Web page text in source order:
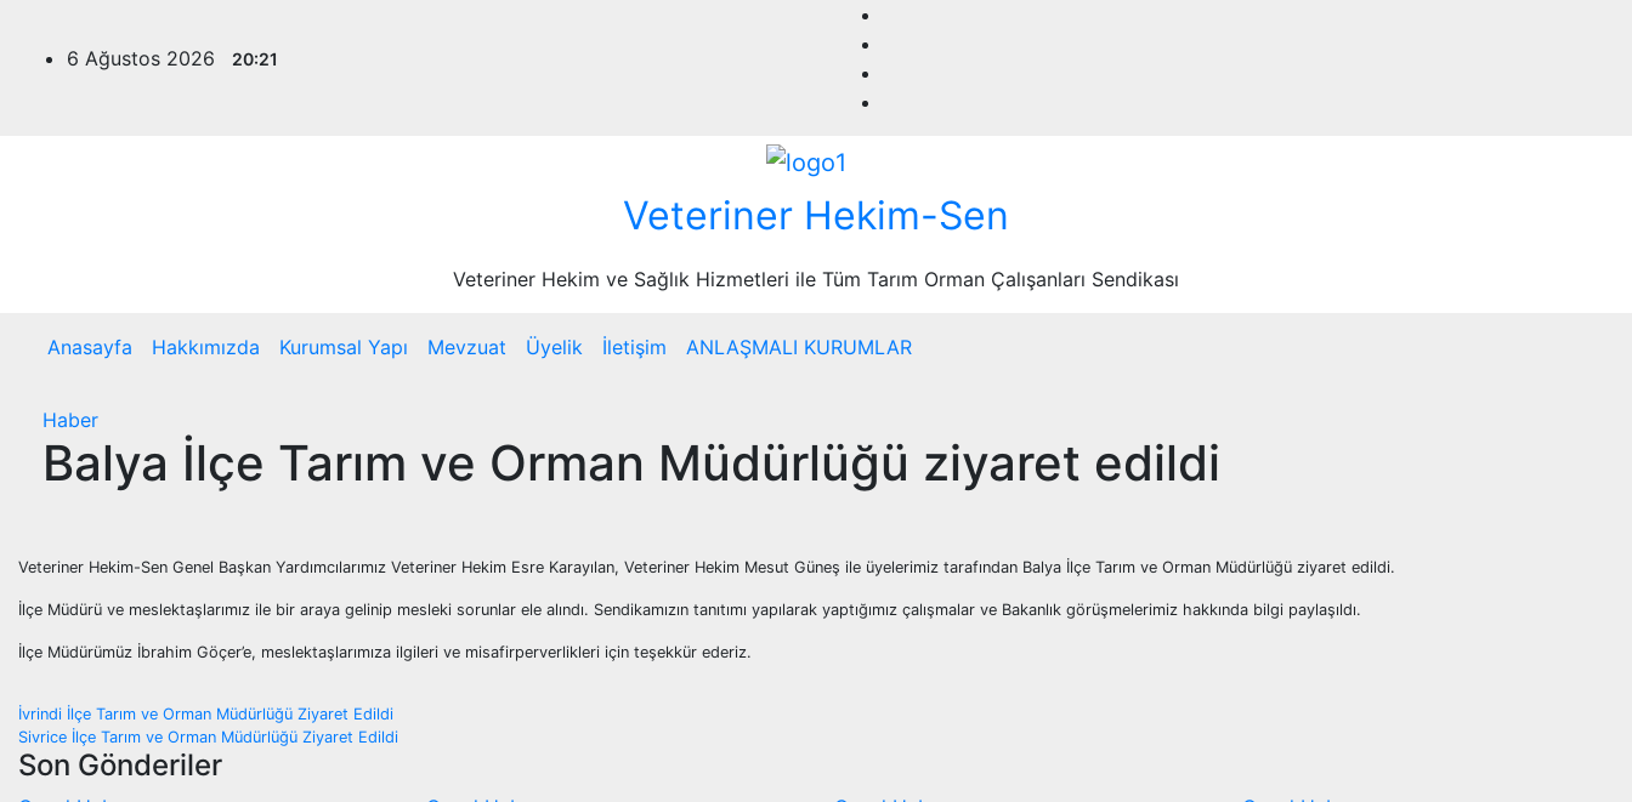
6 Ağustos 2026 20:21
Veteriner Hekim-Sen
Veteriner Hekim ve Sağlık Hizmetleri ile Tüm Tarım Orman Çalışanları Sendikası
Anasayfa Hakkımızda Kurumsal Yapı Mevzuat Üyelik İletişim ANLAŞMALI KURUMLAR
Haber
Balya İlçe Tarım ve Orman Müdürlüğü ziyaret edildi
Veteriner Hekim-Sen Genel Başkan Yardımcılarımız Veteriner Hekim Esre Karayılan, Veteriner Hekim Mesut Güneş ile üyelerimiz tarafından Balya İlçe Tarım ve Orman Müdürlüğü ziyaret edildi.
İlçe Müdürü ve meslektaşlarımız ile bir araya gelinip mesleki sorunlar ele alındı. Sendikamızın tanıtımı yapılarak yaptığımız çalışmalar ve Bakanlık görüşmelerimiz hakkında bilgi paylaşıldı.
İlçe Müdürümüz İbrahim Göçer’e, meslektaşlarımıza ilgileri ve misafirperverlikleri için teşekkür ederiz.
Yazı
gezinmesi
İvrindi İlçe Tarım ve Orman Müdürlüğü Ziyaret Edildi
Sivrice İlçe Tarım ve Orman Müdürlüğü Ziyaret Edildi
Son Gönderiler